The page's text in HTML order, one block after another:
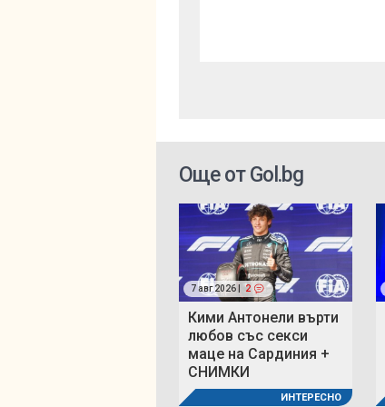
Още от Gol.bg
7 авг 2026 | 2
Кими Антонели върти
любов със секси
маце на Сардиния +
СНИМКИ
ИНТЕРЕСНО